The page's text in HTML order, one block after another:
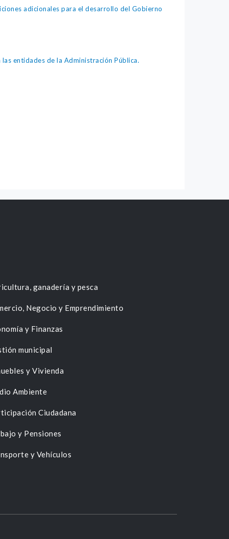
adicionales para el desarrollo del Gobierno
entidades de la Administración Pública.
ganadería y pesca
Negocio y Emprendimiento
y Finanzas
municipal
y Vivienda
Ambiente
Ciudadana
y Pensiones
y Vehículos